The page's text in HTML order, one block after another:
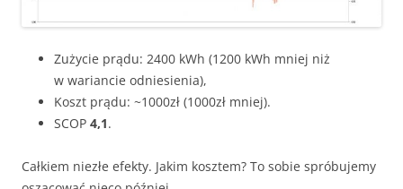
Zużycie prądu: 2400 kWh (1200 kWh mniej niż
w wariancie odniesienia),
Koszt prądu: ~1000zł (1000zł mniej).
SCOP 4,1.
Całkiem niezłe efekty. Jakim kosztem? To sobie spróbujemy